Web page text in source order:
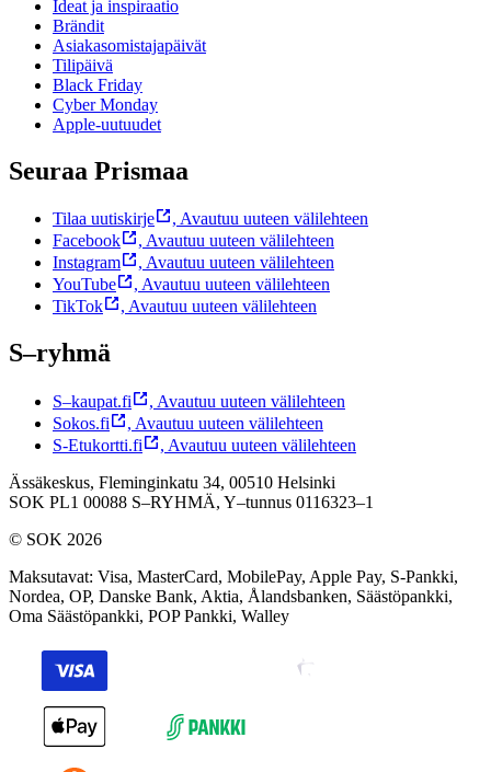
Ideat ja inspiraatio
Brändit
Asiakasomistajapäivät
Tilipäivä
Black Friday
Cyber Monday
Apple-uutuudet
Seuraa Prismaa
Tilaa uutiskirje , Avautuu uuteen välilehteen
Facebook
, Avautuu uuteen välilehteen
Instagram
, Avautuu uuteen välilehteen
YouTube
, Avautuu uuteen välilehteen
TikTok
, Avautuu uuteen välilehteen
S–ryhmä
S–kaupat.fi , Avautuu uuteen välilehteen
Sokos.fi
, Avautuu uuteen välilehteen
S-Etukortti.fi
, Avautuu uuteen välilehteen
Ässäkeskus, Fleminginkatu 34, 00510 Helsinki
SOK PL1 00088 S–RYHMÄ, Y–tunnus 0116323–1
© SOK 2026
Maksutavat: Visa, MasterCard, MobilePay, Apple Pay, S-Pankki,
Nordea, OP, Danske Bank, Aktia, Ålandsbanken, Säästöpankki,
Oma Säästöpankki, POP Pankki, Walley